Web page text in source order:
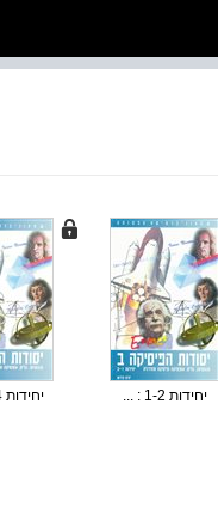
יחידות 1-2 : ... יחידות 3-4: א...